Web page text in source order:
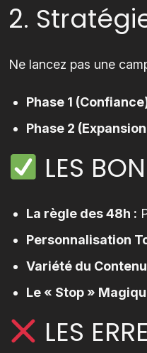
2.
Ne lancez pas une
Phase 1
Phase 2
LES
La règle des 48h :
Personnalisation
Variété du
Le « Stop »
LES